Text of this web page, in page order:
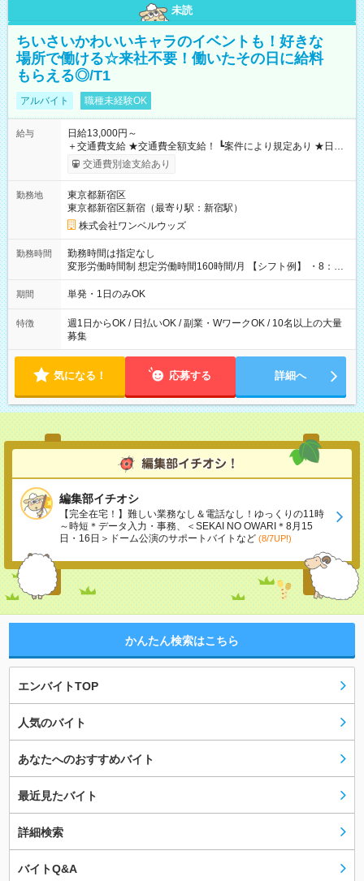
未読
ちいさいかわいいキャラのイベントも！好きな
場所で働ける☆来社不要！働いたその日に給料
もらえる◎/T1
アルバイト 職種未経験OK
給与
日給13,000円～
＋交通費支給 ★交通費全額支給！ ┗案件により規定あり ★日払
いOK！（規定あり） ┗働いたその日に現金GET♪ お仕事後はコ
ンビニATMから 日払い分を引き落とせます！ 【試用期間】試
交通費別途支給あり
勤務地
東京都新宿区
東京都新宿区新宿（最寄り駅：新宿駅）
株式会社ワンベルウッズ
勤務時間
勤務時間は指定なし
変形労働時間制 想定労働時間160時間/月 【シフト例】 ・8：00
～21：00
期間 単発・1日のみOK
特徴
週1日からOK / 日払いOK / 副業・WワークOK / 10名以上の大量
募集
気になる！ 応募する 詳細へ
編集部イチオシ
【完全在宅！】難しい業務なし＆電話なし！ゆっくりの11時
～時短＊データ入力・事務、＜SEKAI NO OWARI＊8月15
日・16日＞ドーム公演のサポートバイトなど (8/7UP!)
かんたん検索はこちら
エンバイトTOP
人気のバイト
あなたへのおすすめバイト
最近見たバイト
詳細検索
バイトQ&A